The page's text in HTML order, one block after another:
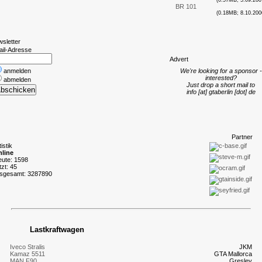
Adresse
anmelden
abmelden
1598
45
3287890
BR 101
(0.18MB;
Advert
We're looking for a sponsor -
interested?
Just drop a short mail to
info [at] gtaberlin [dot] de
Partner
Lastkraftwagen
JKM
Iveco Stralis
GTA Mallorca
Kamaz 5511